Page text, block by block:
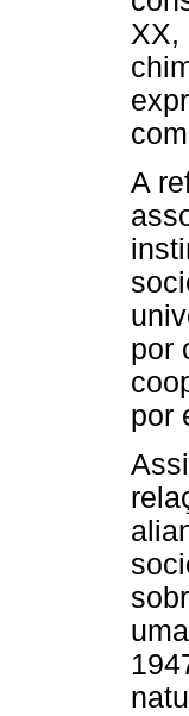
XX,
A
por
por